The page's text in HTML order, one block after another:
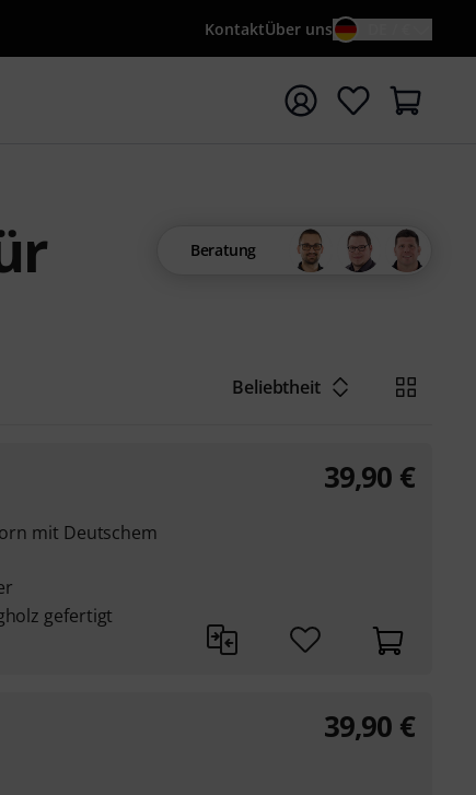
KontaktÜber uns
Suchwort {searchTerm} starten
Beratung
Beliebtheit
mit Deutschem
gefertigt
39,90 €
39,90 €